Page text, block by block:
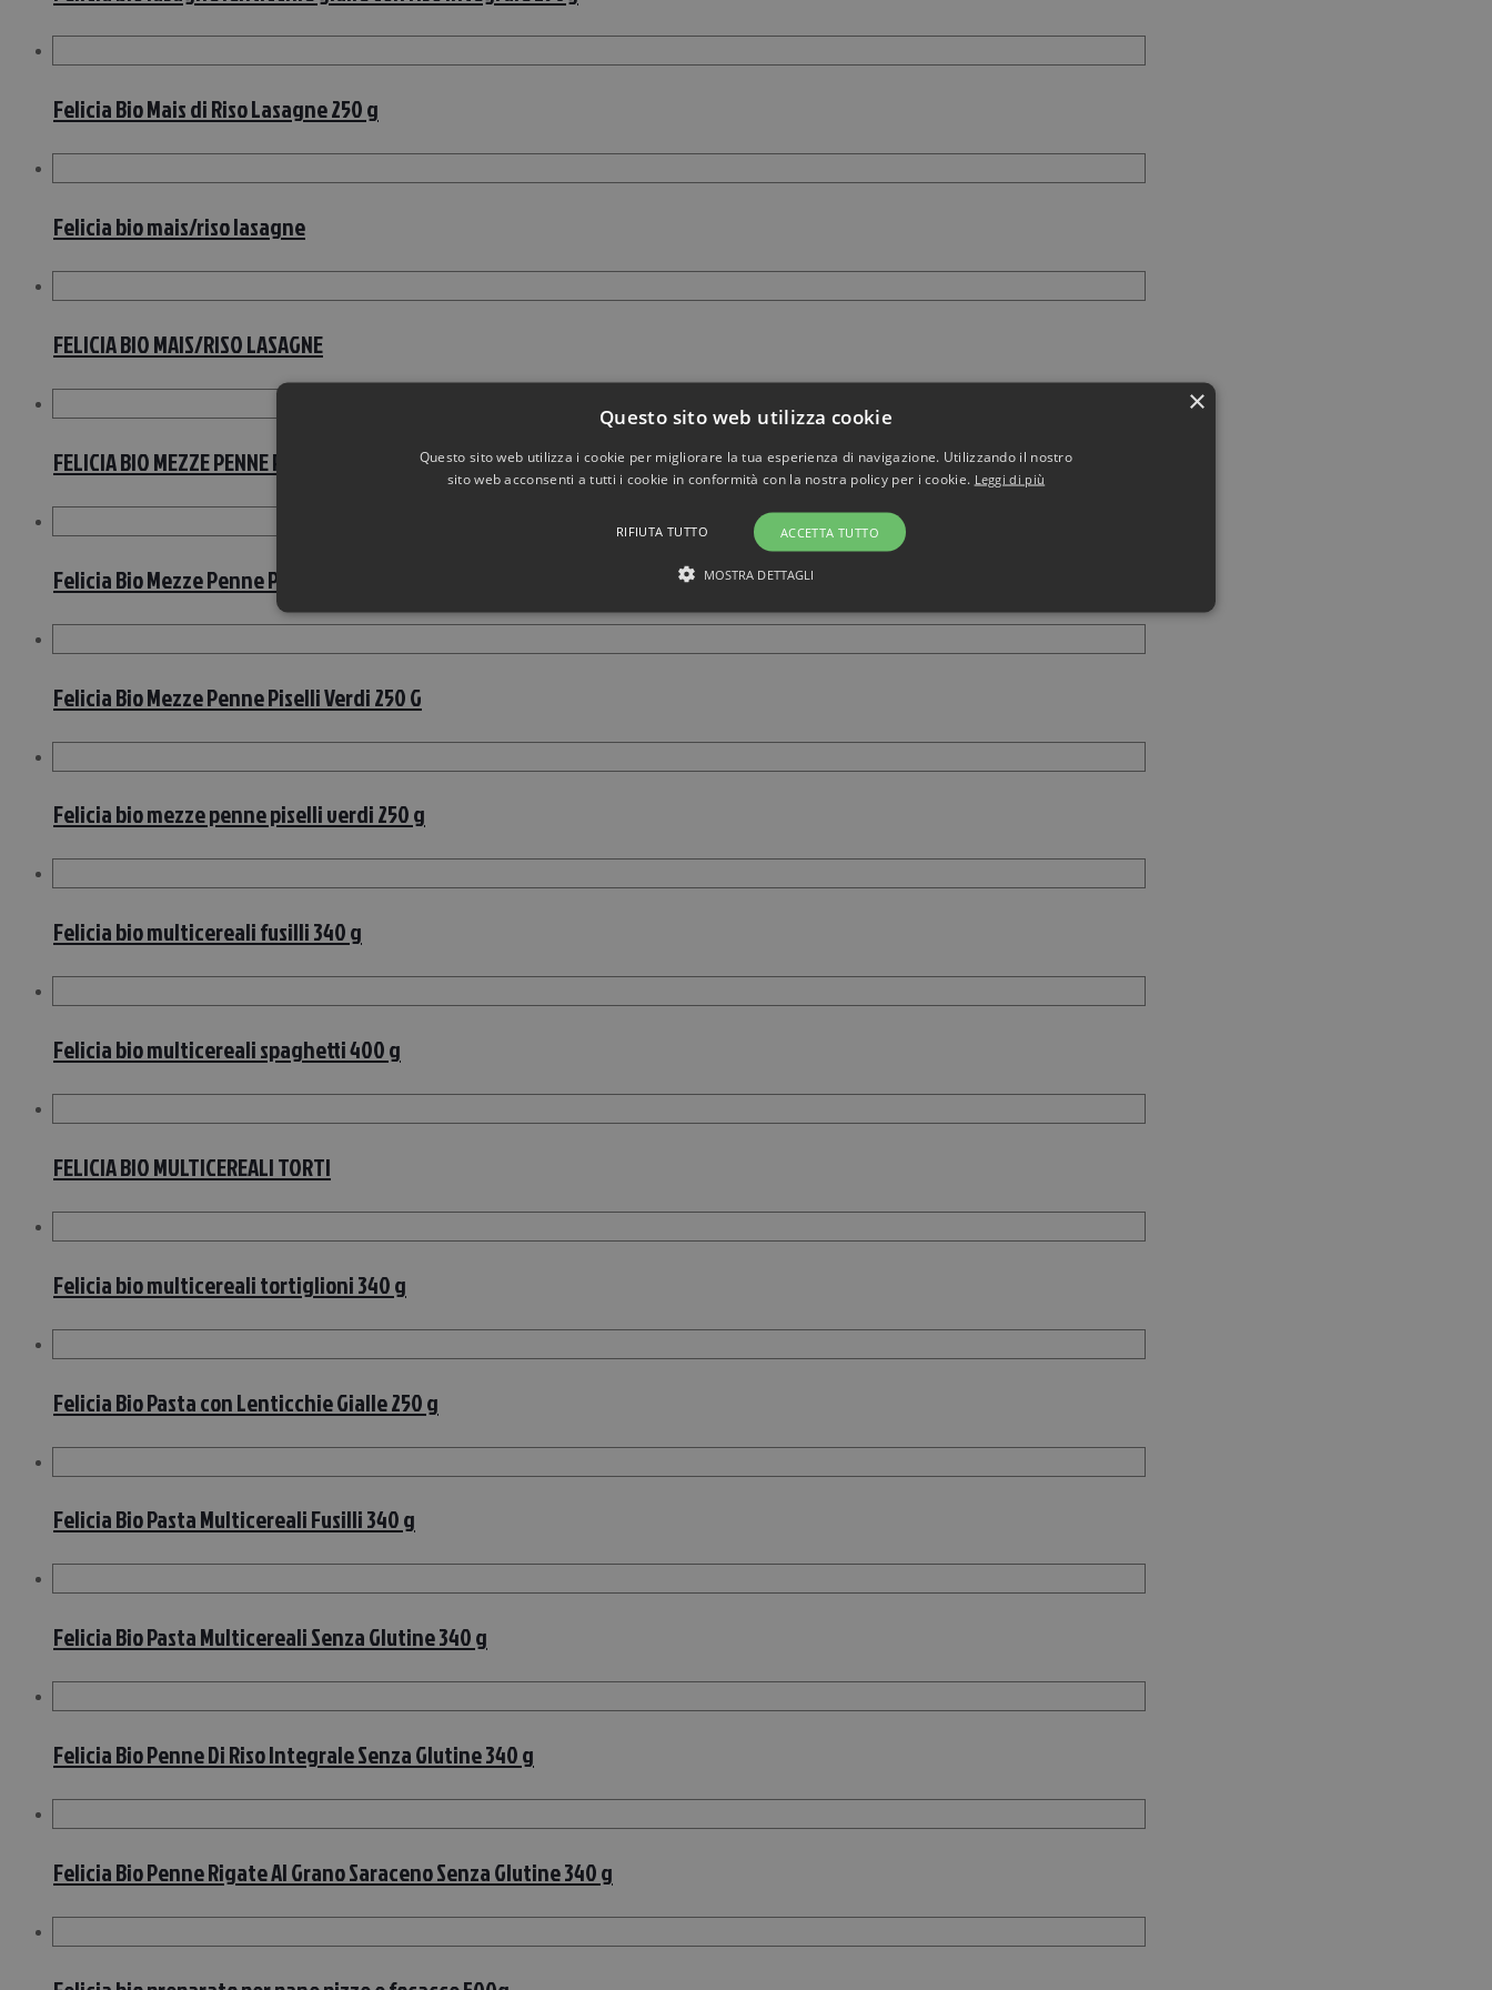
Felicia Bio Mais di Riso Lasagne 250 g
Felicia bio mais/riso lasagne
FELICIA BIO MAIS/RISO LASAGNE
FELICIA BIO MEZZE PENNE PISEL
Felicia Bio Mezze Penne Piselli Verdi 250 G
Felicia Bio Mezze Penne Piselli Verdi 250 G
Felicia bio mezze penne piselli verdi 250 g
Felicia bio multicereali fusilli 340 g
Felicia bio multicereali spaghetti 400 g
FELICIA BIO MULTICEREALI TORTI
Felicia bio multicereali tortiglioni 340 g
Felicia Bio Pasta con Lenticchie Gialle 250 g
Felicia Bio Pasta Multicereali Fusilli 340 g
Felicia Bio Pasta Multicereali Senza Glutine 340 g
Felicia Bio Penne Di Riso Integrale Senza Glutine 340 g
Felicia Bio Penne Rigate Al Grano Saraceno Senza Glutine 340 g
×
Questo sito web utilizza cookie
Questo sito web utilizza i cookie per migliorare la tua esperienza di navigazione. Utilizzando il nostro
sito web acconsenti a tutti i cookie in conformità con la nostra policy per i cookie. Leggi di più
ACCETTA TUTTO
RIFIUTA TUTTO
MOSTRA DETTAGLI